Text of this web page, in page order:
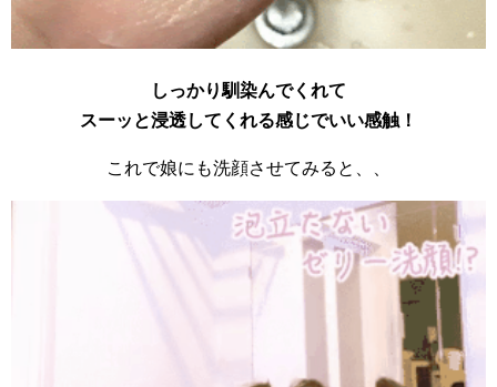
しっかり馴染んでくれて
スーッと浸透してくれる感じでいい感触！
これで娘にも洗顔させてみると、、